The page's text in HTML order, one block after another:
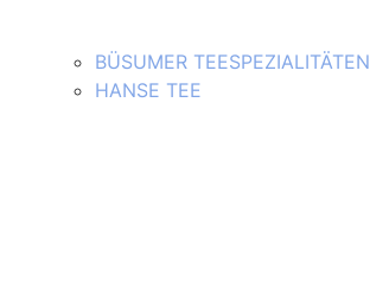
BÜSUMER TEESPEZIALITÄTEN
HANSE TEE